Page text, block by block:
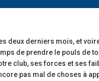
deux derniers mois, et
de prendre le pouls de
club, ses forces et ses
pas mal de choses à
Notre École De Rugby obtient
étoiles!
18 juillet 2026